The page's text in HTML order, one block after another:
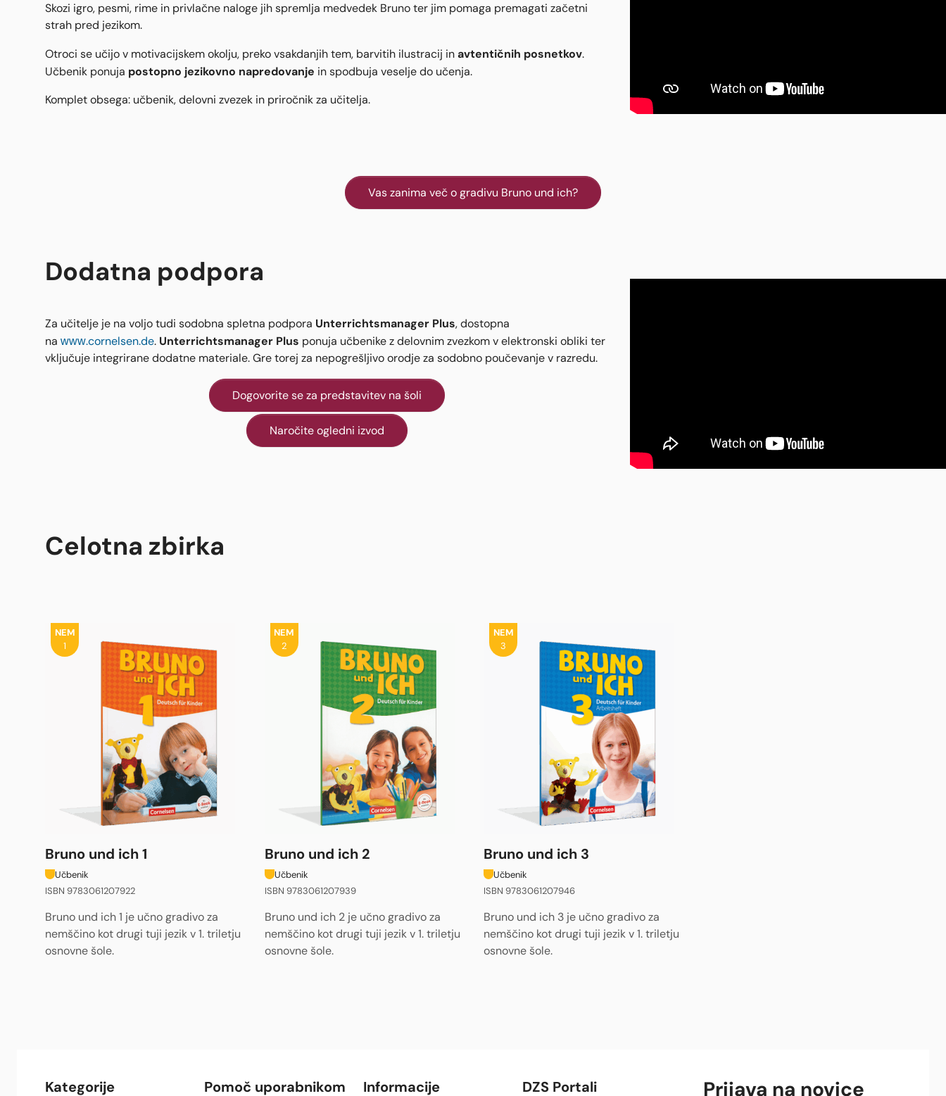
Skozi igro, pesmi, rime in privlačne naloge jih spremlja medvedek Bruno ter jim pomaga premagati začetni
strah pred jezikom.
Otroci se učijo v motivacijskem okolju, preko vsakdanjih tem, barvitih ilustracij in avtentičnih posnetkov.
Učbenik ponuja postopno jezikovno napredovanje in spodbuja veselje do učenja.
Komplet obsega: učbenik, delovni zvezek in priročnik za učitelja.
Vas zanima več o gradivu Bruno und ich?
Dodatna podpora
Za učitelje je na voljo tudi sodobna spletna podpora Unterrichtsmanager Plus, dostopna
na www.cornelsen.de. Unterrichtsmanager Plus ponuja učbenike z delovnim zvezkom v elektronski obliki ter
vključuje integrirane dodatne materiale. Gre torej za nepogrešljivo orodje za sodobno poučevanje v razredu.
Dogovorite se za predstavitev na šoli
Naročite ogledni izvod
Celotna zbirka
NEM
1
Bruno und ich 1
Učbenik
ISBN 9783061207922
Bruno und ich 1 je učno gradivo za
nemščino kot drugi tuji jezik v 1. triletju
osnovne šole.
NEM
2
Bruno und ich 2
Učbenik
ISBN 9783061207939
Bruno und ich 2 je učno gradivo za
nemščino kot drugi tuji jezik v 1. triletju
osnovne šole.
NEM
3
Bruno und ich 3
Učbenik
ISBN 9783061207946
Bruno und ich 3 je učno gradivo za
nemščino kot drugi tuji jezik v 1. triletju
osnovne šole.
Kategorije Pomoč uporabnikom Informacije DZS Portali Prijava na novice